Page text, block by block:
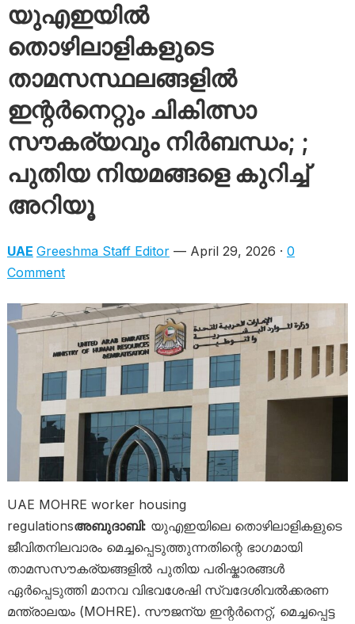
യുഎഇയിൽ
തൊഴിലാളികളുടെ
താമസസ്ഥലങ്ങളിൽ
ഇന്റർനെറ്റും ചികിത്സാ
സൗകര്യവും നിർബന്ധം; ;
പുതിയ നിയമങ്ങളെ കുറിച്ച്
അറിയൂ
UAE Greeshma Staff Editor— April 29, 2026 · 0
Comment
UAE MOHRE worker housing
regulationsഅബുദാബി: യുഎഇയിലെ തൊഴിലാളികളുടെ
ജീവിതനിലവാരം മെച്ചപ്പെടുത്തുന്നതിന്റെ ഭാഗമായി
താമസസൗകര്യങ്ങളിൽ പുതിയ പരിഷ്കാരങ്ങൾ
ഏർപ്പെടുത്തി മാനവ വിഭവശേഷി സ്വദേശിവൽക്കരണ
മന്ത്രാലയം (MOHRE). സൗജന്യ ഇന്റർനെറ്റ്, മെച്ചപ്പെട്ട